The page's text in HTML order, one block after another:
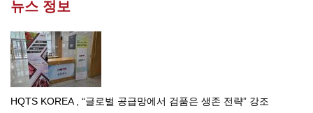
뉴스 정보
HQTS KOREA , “글로벌 공급망에서 검품은 생존 전략” 강조